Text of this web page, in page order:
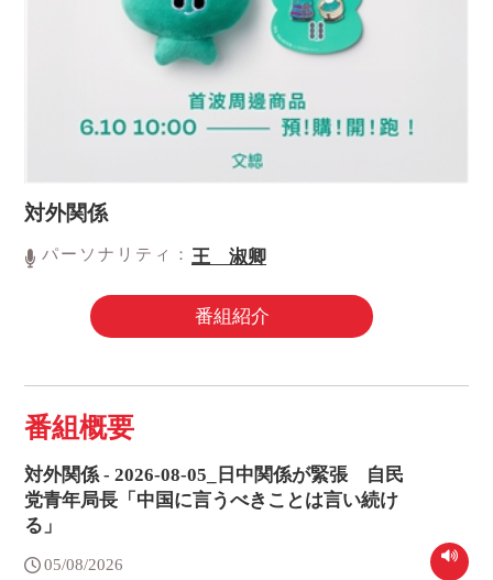
対外関係
パーソナリティ： 王 淑卿
番組紹介
番組概要
対外関係 - 2026-08-05_日中関係が緊張 自民
党青年局長「中国に言うべきことは言い続け
る」
05/08/2026